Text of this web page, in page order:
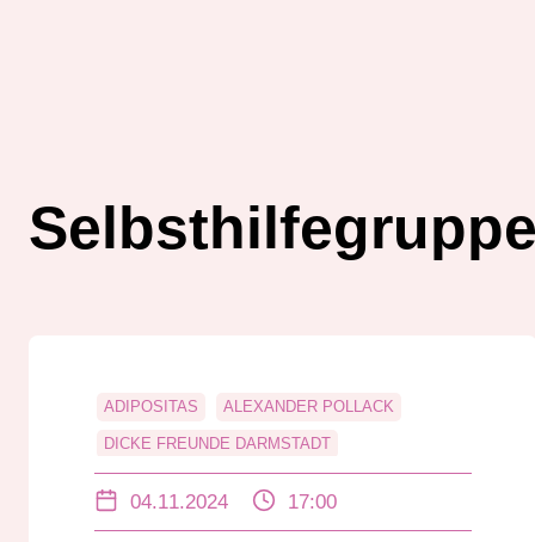
ADIPOSITAS ALEXANDER POLLACK
DICKE FREUNDE DARMSTADT
04.11.2024 17:00